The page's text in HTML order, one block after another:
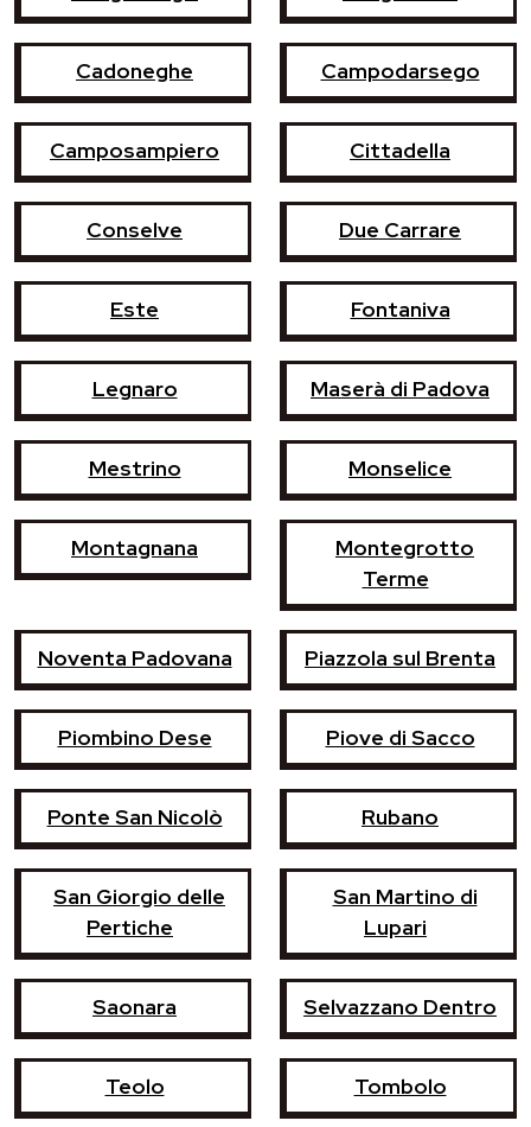
Cadoneghe Campodarsego
Camposampiero Cittadella
Conselve Due Carrare
Este Fontaniva
Legnaro Maserà di Padova
Mestrino Monselice
Montagnana
Montegrotto
Terme
Noventa Padovana Piazzola sul Brenta
Piombino Dese Piove di Sacco
Ponte San Nicolò Rubano
San Giorgio delle
Pertiche
San Martino di
Lupari
Saonara Selvazzano Dentro
Teolo Tombolo